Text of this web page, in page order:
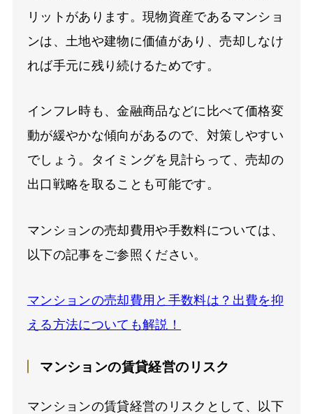
リットがあります。現物資産であるマンショ
ンは、土地や建物に価値があり、売却しなけ
れば手元に残り続けるためです。
インフレ時も、金融商品などに比べて価格変
動が緩やかな傾向があるので、対策しやすい
でしょう。タイミングを見計らって、売却の
出口戦略を取ることも可能です。
マンションの売却費用や手数料については、
以下の記事をご参照ください。
マンションの売却費用と手数料は？出費を抑
える方法についても解説！
マンションの賃貸経営のリスク
マンションの賃貸経営のリスクとして、以下